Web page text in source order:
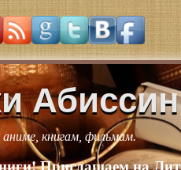
Абиссин
книгам, фильмам.
Приглашаем на